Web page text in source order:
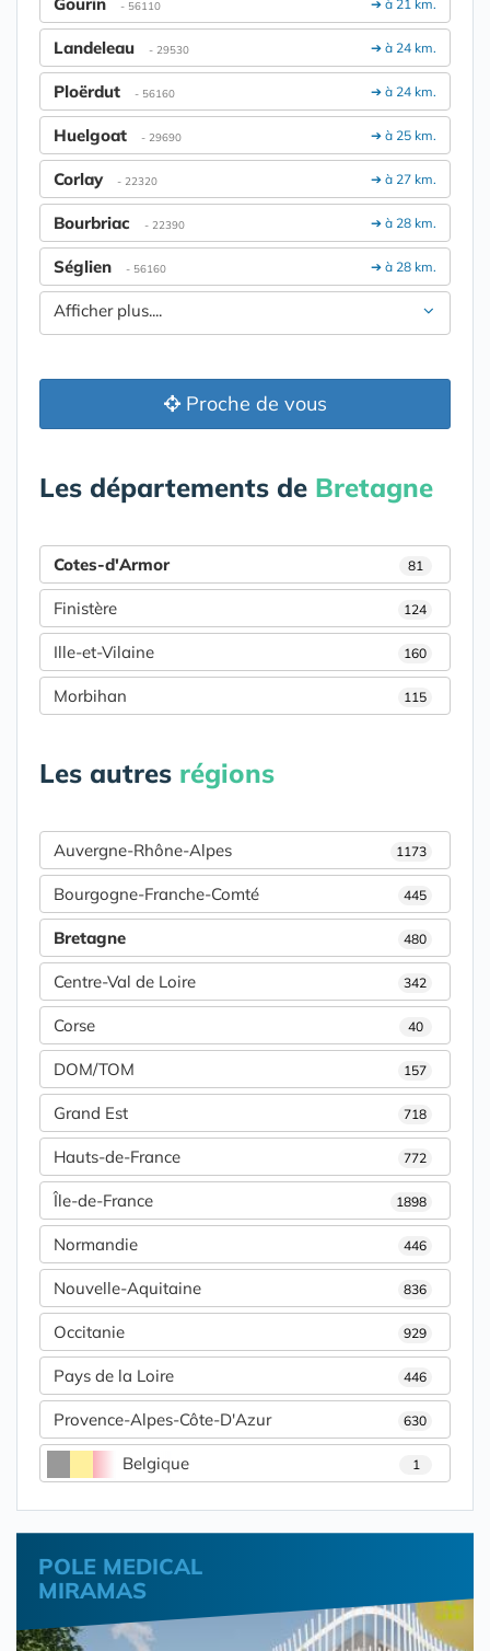
➔ à 21 km.
- 56110
➔ à 24 km.
Landeleau - 29530
➔ à 24 km.
Ploërdut - 56160
➔ à 25 km.
Huelgoat - 29690
➔ à 27 km.
Corlay - 22320
➔ à 28 km.
Bourbriac - 22390
➔ à 28 km.
Séglien - 56160
Afficher plus....
Proche de vous
Les départements de Bretagne
Cotes-d'Armor 81
Finistère 124
Ille-et-Vilaine 160
Morbihan 115
Les autres régions
Auvergne-Rhône-Alpes 1173
Bourgogne-Franche-Comté 445
Bretagne 480
Centre-Val de Loire 342
Corse 40
DOM/TOM 157
Grand Est 718
Hauts-de-France 772
Île-de-France 1898
Normandie 446
Nouvelle-Aquitaine 836
Occitanie 929
Pays de la Loire 446
Provence-Alpes-Côte-D'Azur 630
Belgique 1
POLE MEDICAL
MIRAMAS